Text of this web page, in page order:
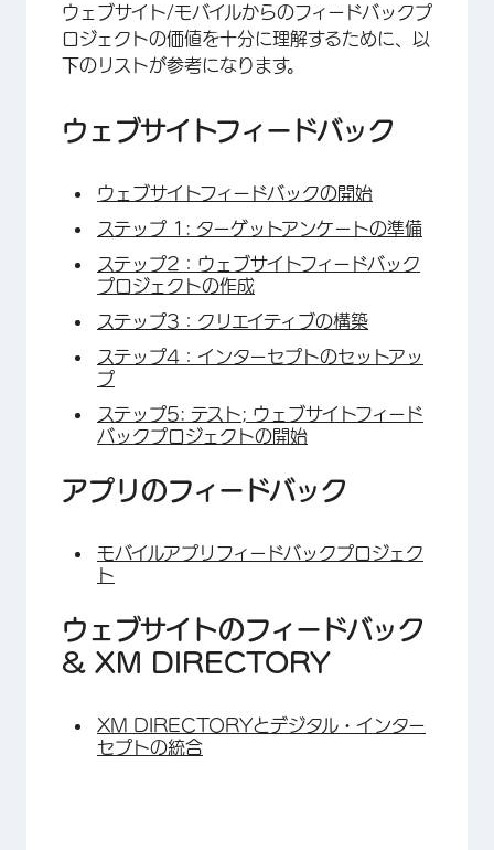
×
ウェブサイト/モバイルからのフィードバックプ
ロジェクトの価値を十分に理解するために、以
下のリストが参考になります。
ウェブサイトフィードバック
ウェブサイトフィードバックの開始
ステップ 1: ターゲットアンケートの準備
ステップ2：ウェブサイトフィードバック
プロジェクトの作成
ステップ3：クリエイティブの構築
ステップ4：インターセプトのセットアッ
プ
ステップ5: テスト; ウェブサイトフィード
バックプロジェクトの開始
アプリのフィードバック
モバイルアプリフィードバックプロジェク
ト
ウェブサイトのフィードバック
& XM DIRECTORY
XM DIRECTORYとデジタル・インター
セプトの統合